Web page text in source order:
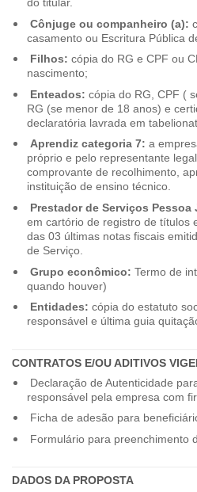
Cônjuge ou companheiro (a):
casamento ou Escritura Pública
Filhos: cópia do RG e CPF ou
nascimento;
Enteados: cópia do RG, CPF (
RG (se menor de 18 anos) e
declaratória lavrada em
Aprendiz categoria 7: a
próprio e pelo representante
comprovante de recolhimento,
instituição de ensino técnico.
Prestador de Serviços Pessoa
em cartório de registro de títulos
das 03 últimas notas fiscais
de Serviço.
Grupo econômico: Termo de
quando houver)
Entidades: cópia do estatuto
responsável e última guia
CONTRATOS E/OU ADITIVOS
Declaração de Autenticidade
responsável pela empresa com
Ficha de adesão para
Formulário para preenchimento
DADOS DA PROPOSTA